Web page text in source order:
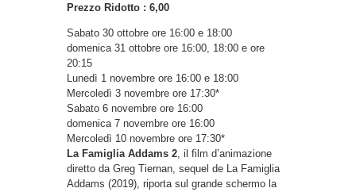
Prezzo Ridotto : 6,00
Sabato 30 ottobre ore 16:00 e 18:00
domenica 31 ottobre ore 16:00, 18:00 e ore
20:15
Lunedì 1 novembre ore 16:00 e 18:00
Mercoledì 3 novembre ore 17:30*
Sabato 6 novembre ore 16:00
domenica 7 novembre ore 16:00
Mercoledì 10 novembre ore 17:30*
La Famiglia Addams 2, il film d’animazione
diretto da Greg Tiernan, sequel de La Famiglia
Addams (2019), riporta sul grande schermo la